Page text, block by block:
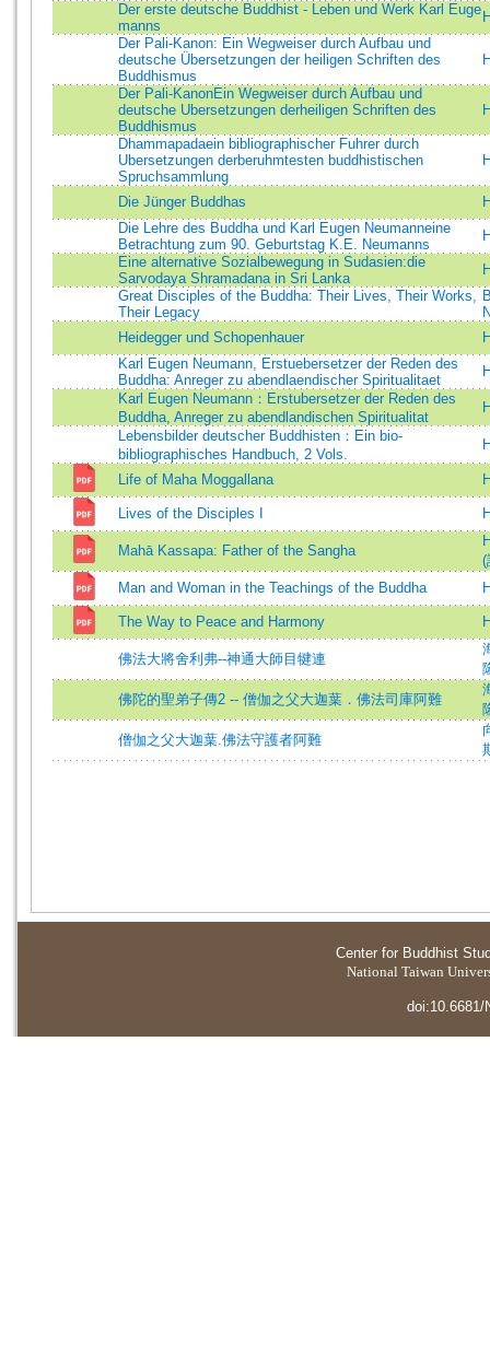
Der erste deutsche Buddhist - Leben und Werk Karl Euge
manns
Der Pali-Kanon: Ein Wegweiser durch Aufbau und
deutsche Übersetzungen der heiligen Schriften des
Buddhismus
Der Pali-KanonEin Wegweiser durch Aufbau und
deutsche Ubersetzungen derheiligen Schriften des
Buddhismus
Dhammapadaein bibliographischer Fuhrer durch
Ubersetzungen derberuhmtesten buddhistischen
Spruchsammlung
Die Jünger Buddhas
Die Lehre des Buddha und Karl Eugen Neumanneine
Betrachtung zum 90. Geburtstag K.E. Neumanns
Eine alternative Sozialbewegung in Sudasien:die
Sarvodaya Shramadana in Sri Lanka
Great Disciples of the Buddha: Their Lives, Their Works,
Their Legacy
Heidegger und Schopenhauer
Karl Eugen Neumann, Erstuebersetzer der Reden des
Buddha: Anreger zu abendlaendischer Spiritualitaet
Karl Eugen Neumann：Erstubersetzer der Reden des
Buddha, Anreger zu abendlandischen Spiritualitat
Lebensbilder deutscher Buddhisten：Ein bio-
bibliographisches Handbuch, 2 Vols.
Life of Maha Moggallana
Lives of the Disciples I
Mahā Kassapa: Father of the Sangha
(
Man and Woman in the Teachings of the Buddha
The Way to Peace and Harmony
佛法大將舍利弗--神通大師目犍連
佛陀的聖弟子傳2 -- 僧伽之父大迦葉．佛法司庫阿難
僧伽之父大迦葉.佛法守護者阿難
Center for Buddhist
National Taiwan
doi:10.6681/